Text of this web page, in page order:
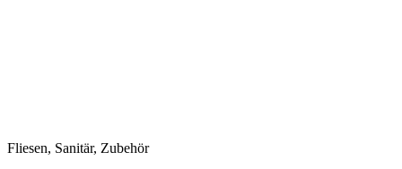
Fliesen, Sanitär, Zubehör